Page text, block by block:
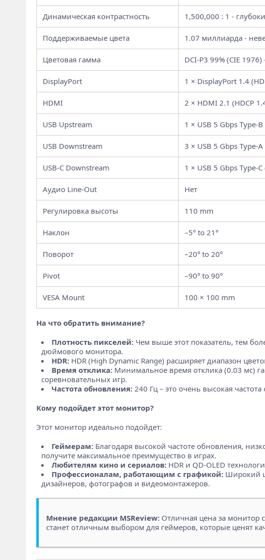
Динамическая контрастность 1,500,000 : 1 -
Поддерживаемые цвета 1.07 миллиарда -
Цветовая гамма DCI-P3 99% (CIE
DisplayPort 1 × DisplayPort 1.4
HDMI 2 × HDMI 2.1 (HDCP
USB Upstream 1 × USB 5 Gbps Type-B
USB Downstream 3 × USB 5 Gbps Type-A
USB-C Downstream 1 × USB 5 Gbps Type-
Аудио Line-Out Нет
Регулировка высоты 110 mm
Наклон –5° to 21°
Поворот –20° to 20°
Pivot –90° to 90°
VESA Mount 100 × 100 mm
На что обратить внимание?
Плотность пикселей:Чем выше этот показатель, тем
дюймового монитора.
HDR:HDR (High Dynamic Range) расширяет диапазон
Время отклика:Минимальное время отклика (0.03 мс)
соревновательных игр.
Частота обновления:240 Гц – это очень высокая
Кому подойдет этот монитор?
Этот монитор идеально подойдет:
Геймерам:Благодаря высокой частоте обновления,
получите максимальное преимущество в играх.
Любителям кино и сериалов:HDR и QD-OLED
Профессионалам, работающим с графикой:Широкий
дизайнеров, фотографов и видеомонтажеров.
Мнение редакции MSReview:Отличная цена за монитор с
станет отличным выбором для геймеров, которые ценят